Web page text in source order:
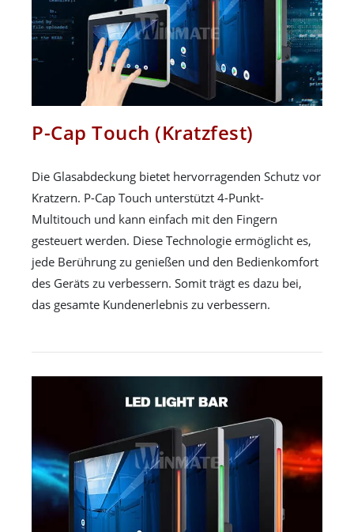
P-Cap Touch (Kratzfest)
Die Glasabdeckung bietet hervorragenden Schutz vor
Kratzern. P-Cap Touch unterstützt 4-Punkt-
Multitouch und kann einfach mit den Fingern
gesteuert werden. Diese Technologie ermöglicht es,
jede Berührung zu genießen und den Bedienkomfort
des Geräts zu verbessern. Somit trägt es dazu bei,
das gesamte Kundenerlebnis zu verbessern.